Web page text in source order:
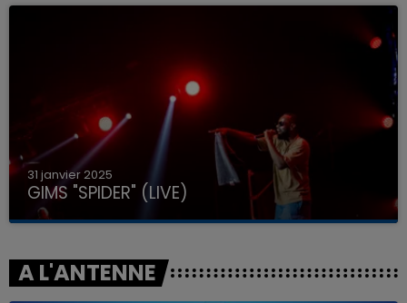
31 janvier 2025
GIMS "SPIDER" (LIVE)
A L'ANTENNE